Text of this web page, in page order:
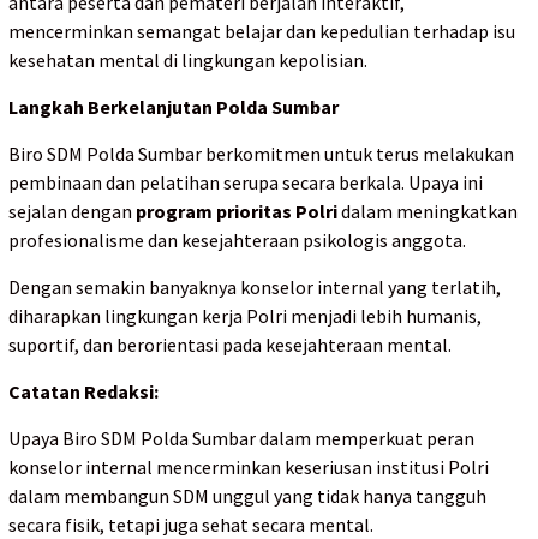
mencerminkan semangat belajar dan kepedulian terhadap isu
kesehatan mental di lingkungan kepolisian.
Langkah Berkelanjutan Polda Sumbar
Biro SDM Polda Sumbar berkomitmen untuk terus melakukan
pembinaan dan pelatihan serupa secara berkala. Upaya ini
sejalan dengan program prioritas Polridalam meningkatkan
profesionalisme dan kesejahteraan psikologis anggota.
Dengan semakin banyaknya konselor internal yang terlatih,
diharapkan lingkungan kerja Polri menjadi lebih humanis,
suportif, dan berorientasi pada kesejahteraan mental.
Catatan Redaksi:
Upaya Biro SDM Polda Sumbar dalam memperkuat peran
konselor internal mencerminkan keseriusan institusi Polri
dalam membangun SDM unggul yang tidak hanya tangguh
secara fisik, tetapi juga sehat secara mental.